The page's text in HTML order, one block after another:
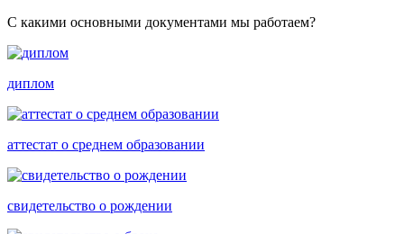
С какими основными документами мы работаем?
диплом
аттестат о среднем образовании
свидетельство о рождении